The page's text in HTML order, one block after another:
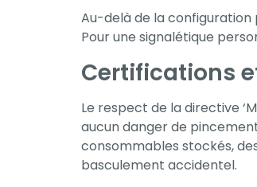
Au-delà de la configuration
Pour une signalétique
Certifications
Le respect de la directive
aucun danger de
consommables stockés,
basculement accidentel.